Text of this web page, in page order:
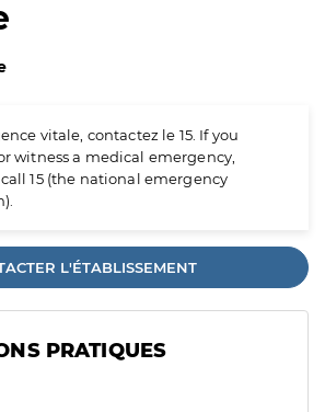
vitale, contactez le 15. If you
witness a medical emergency,
15 (the national emergency
L'ÉTABLISSEMENT
PRATIQUES